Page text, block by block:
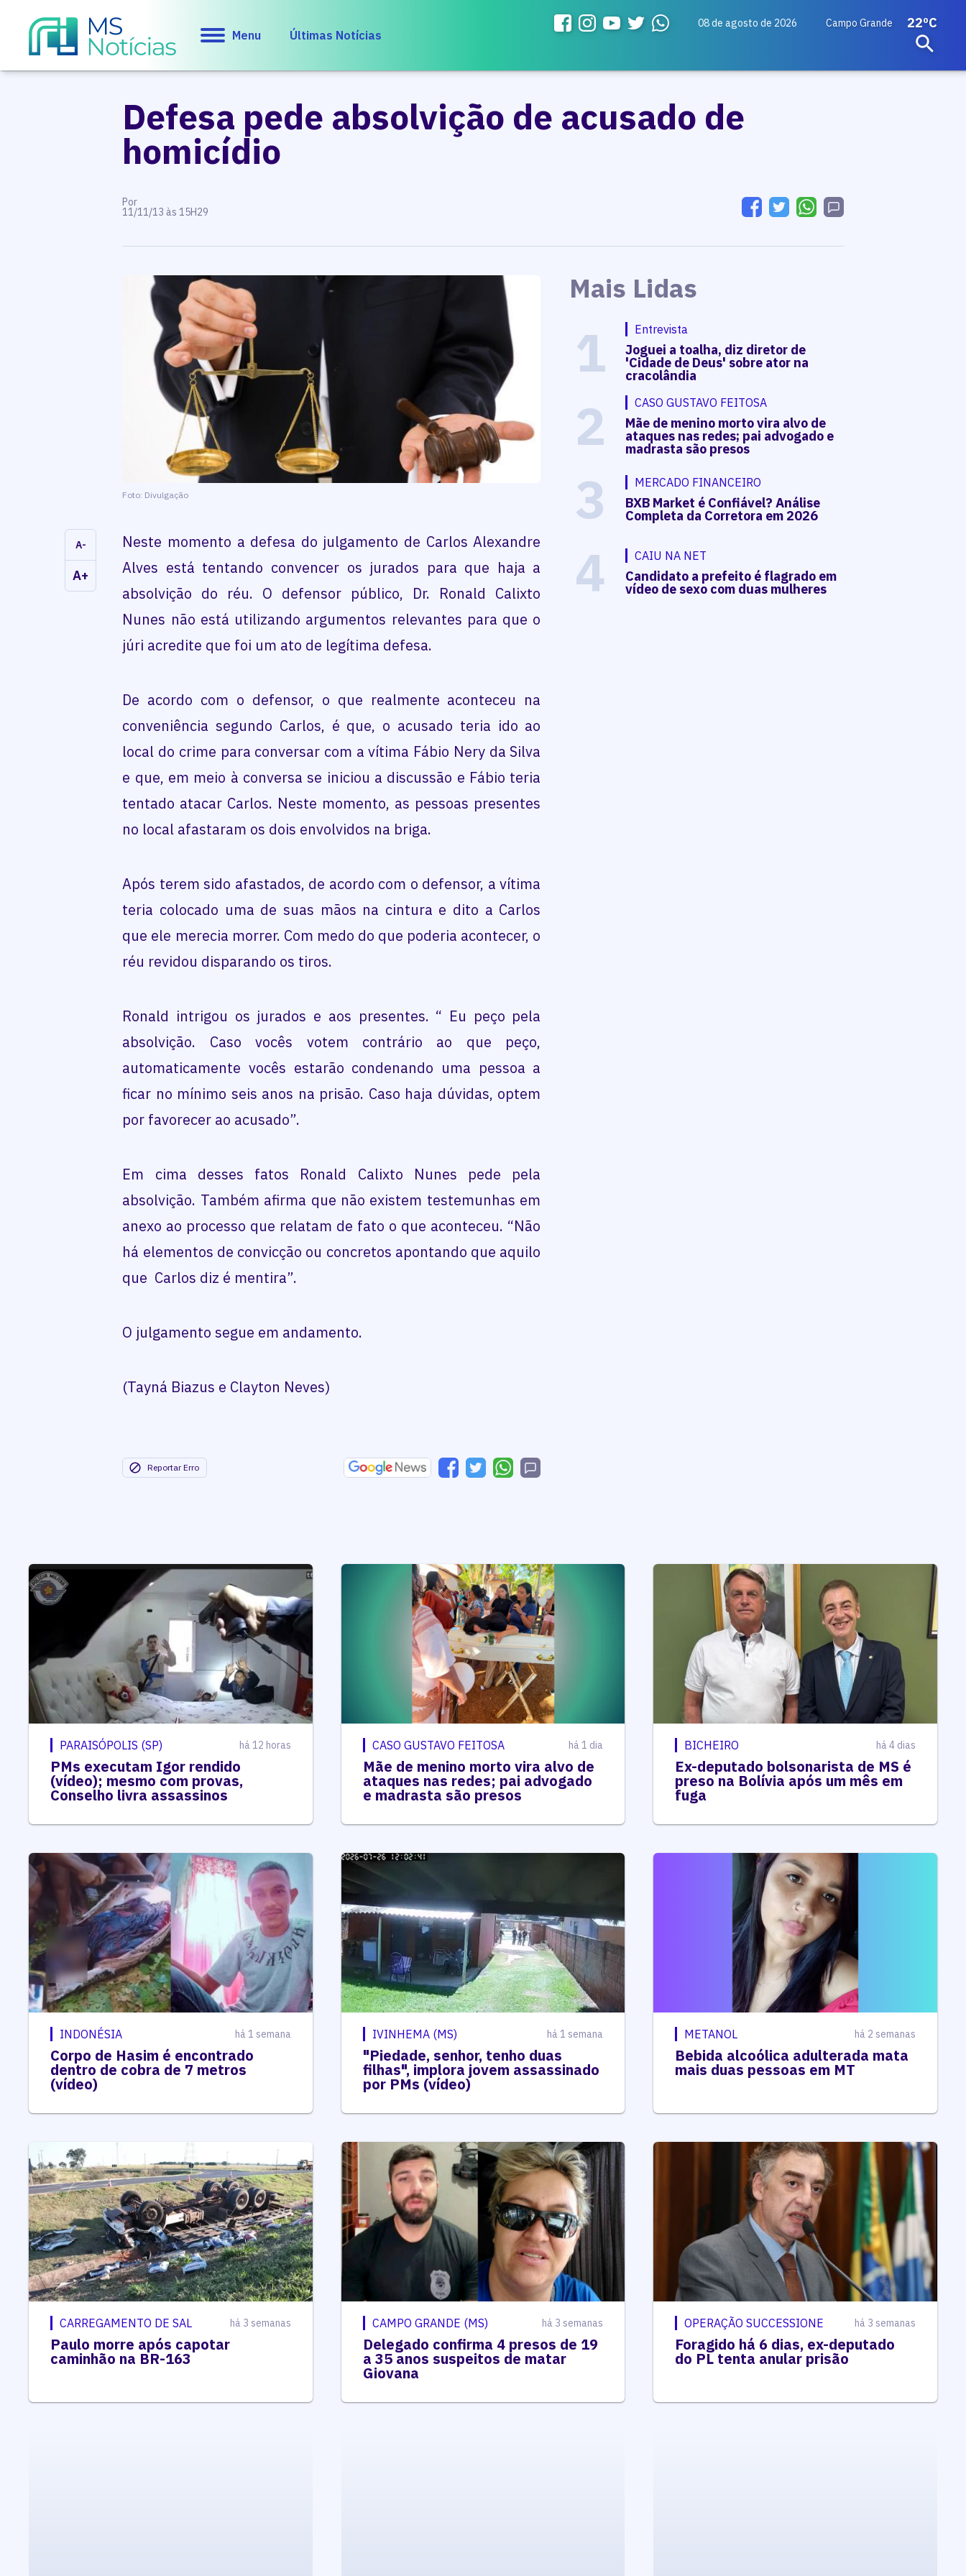
Menu Últimas Notícias
08 de agosto de 2026 Campo Grande 22ºC
Defesa pede absolvição de acusado de
homicídio
Por
11/11/13 às 15H29
Foto: Divulgação
A-
A+
Neste momento a defesa do julgamento de Carlos Alexandre
Alves está tentando convencer os jurados para que haja a
absolvição do réu. O defensor público, Dr. Ronald Calixto
Nunes não está utilizando argumentos relevantes para que o
júri acredite que foi um ato de legítima defesa.
De acordo com o defensor, o que realmente aconteceu na
conveniência segundo Carlos, é que, o acusado teria ido ao
local do crime para conversar com a vítima Fábio Nery da Silva
e que, em meio à conversa se iniciou a discussão e Fábio teria
tentado atacar Carlos. Neste momento, as pessoas presentes
no local afastaram os dois envolvidos na briga.
Após terem sido afastados, de acordo com o defensor, a vítima
teria colocado uma de suas mãos na cintura e dito a Carlos
que ele merecia morrer. Com medo do que poderia acontecer, o
réu revidou disparando os tiros.
Ronald intrigou os jurados e aos presentes. “ Eu peço pela
absolvição. Caso vocês votem contrário ao que peço,
automaticamente vocês estarão condenando uma pessoa a
ficar no mínimo seis anos na prisão. Caso haja dúvidas, optem
por favorecer ao acusado”.
Em cima desses fatos Ronald Calixto Nunes pede pela
absolvição. Também afirma que não existem testemunhas em
anexo ao processo que relatam de fato o que aconteceu. “Não
há elementos de convicção ou concretos apontando que aquilo
que Carlos diz é mentira”.
O julgamento segue em andamento.
(Tayná Biazus e Clayton Neves)
Reportar Erro
Mais Lidas
1 Entrevista
Joguei a toalha, diz diretor de
'Cidade de Deus' sobre ator na
cracolândia
2 CASO GUSTAVO FEITOSA
Mãe de menino morto vira alvo de
ataques nas redes; pai advogado e
madrasta são presos
3 MERCADO FINANCEIRO
BXB Market é Confiável? Análise
Completa da Corretora em 2026
4 CAIU NA NET
Candidato a prefeito é flagrado em
vídeo de sexo com duas mulheres
PARAISÓPOLIS (SP) há 12 horas
PMs executam Igor rendido
(vídeo); mesmo com provas,
Conselho livra assassinos
CASO GUSTAVO FEITOSA há 1 dia
Mãe de menino morto vira alvo de
ataques nas redes; pai advogado
e madrasta são presos
BICHEIRO há 4 dias
Ex-deputado bolsonarista de MS é
preso na Bolívia após um mês em
fuga
INDONÉSIA há 1 semana
Corpo de Hasim é encontrado
dentro de cobra de 7 metros
(vídeo)
IVINHEMA (MS) há 1 semana
"Piedade, senhor, tenho duas
filhas", implora jovem assassinado
por PMs (vídeo)
METANOL há 2 semanas
Bebida alcoólica adulterada mata
mais duas pessoas em MT
CARREGAMENTO DE SAL há 3 semanas
Paulo morre após capotar
caminhão na BR-163
CAMPO GRANDE (MS) há 3 semanas
Delegado confirma 4 presos de 19
a 35 anos suspeitos de matar
Giovana
OPERAÇÃO SUCCESSIONE há 3 semanas
Foragido há 6 dias, ex-deputado
do PL tenta anular prisão